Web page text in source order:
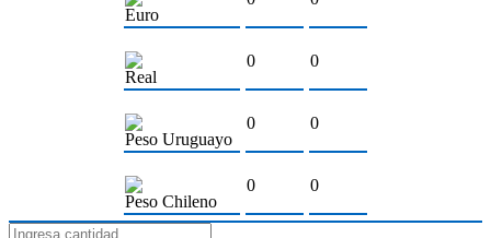
Euro
Real
0 0
Peso Uruguayo
0 0
Peso Chileno
0 0